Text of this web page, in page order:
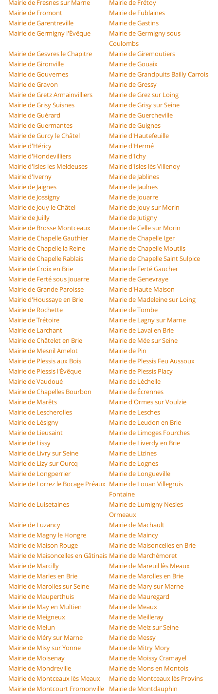
Mairie de Fresnes sur Marne
Mairie de Frétoy
Mairie de Fromont
Mairie de Fublaines
Mairie de Garentreville
Mairie de Gastins
Mairie de Germigny l'Évêque
Mairie de Germigny sous
Coulombs
Mairie de Gesvres le Chapitre
Mairie de Giremoutiers
Mairie de Gironville
Mairie de Gouaix
Mairie de Gouvernes
Mairie de Grandpuits Bailly Carrois
Mairie de Gravon
Mairie de Gressy
Mairie de Gretz Armainvilliers
Mairie de Grez sur Loing
Mairie de Grisy Suisnes
Mairie de Grisy sur Seine
Mairie de Guérard
Mairie de Guercheville
Mairie de Guermantes
Mairie de Guignes
Mairie de Gurcy le Châtel
Mairie d'Hautefeuille
Mairie d'Héricy
Mairie d'Hermé
Mairie d'Hondevilliers
Mairie d'Ichy
Mairie d'Isles les Meldeuses
Mairie d'Isles lès Villenoy
Mairie d'Iverny
Mairie de Jablines
Mairie de Jaignes
Mairie de Jaulnes
Mairie de Jossigny
Mairie de Jouarre
Mairie de Jouy le Châtel
Mairie de Jouy sur Morin
Mairie de Juilly
Mairie de Jutigny
Mairie de Brosse Montceaux
Mairie de Celle sur Morin
Mairie de Chapelle Gauthier
Mairie de Chapelle Iger
Mairie de Chapelle la Reine
Mairie de Chapelle Moutils
Mairie de Chapelle Rablais
Mairie de Chapelle Saint Sulpice
Mairie de Croix en Brie
Mairie de Ferté Gaucher
Mairie de Ferté sous Jouarre
Mairie de Genevraye
Mairie de Grande Paroisse
Mairie d'Haute Maison
Mairie d'Houssaye en Brie
Mairie de Madeleine sur Loing
Mairie de Rochette
Mairie de Tombe
Mairie de Trétoire
Mairie de Lagny sur Marne
Mairie de Larchant
Mairie de Laval en Brie
Mairie de Châtelet en Brie
Mairie de Mée sur Seine
Mairie de Mesnil Amelot
Mairie de Pin
Mairie de Plessis aux Bois
Mairie de Plessis Feu Aussoux
Mairie de Plessis l'Évêque
Mairie de Plessis Placy
Mairie de Vaudoué
Mairie de Léchelle
Mairie de Chapelles Bourbon
Mairie de Écrennes
Mairie de Marêts
Mairie d'Ormes sur Voulzie
Mairie de Lescherolles
Mairie de Lesches
Mairie de Lésigny
Mairie de Leudon en Brie
Mairie de Lieusaint
Mairie de Limoges Fourches
Mairie de Lissy
Mairie de Liverdy en Brie
Mairie de Livry sur Seine
Mairie de Lizines
Mairie de Lizy sur Ourcq
Mairie de Lognes
Mairie de Longperrier
Mairie de Longueville
Mairie de Lorrez le Bocage Préaux Mairie de Louan Villegruis
Fontaine
Mairie de Luisetaines
Mairie de Lumigny Nesles
Ormeaux
Mairie de Luzancy
Mairie de Machault
Mairie de Magny le Hongre
Mairie de Maincy
Mairie de Maison Rouge
Mairie de Maisoncelles en Brie
Mairie de Maisoncelles en Gâtinais Mairie de Marchémoret
Mairie de Marcilly
Mairie de Mareuil lès Meaux
Mairie de Marles en Brie
Mairie de Marolles en Brie
Mairie de Marolles sur Seine
Mairie de Mary sur Marne
Mairie de Mauperthuis
Mairie de Mauregard
Mairie de May en Multien
Mairie de Meaux
Mairie de Meigneux
Mairie de Meilleray
Mairie de Melun
Mairie de Melz sur Seine
Mairie de Méry sur Marne
Mairie de Messy
Mairie de Misy sur Yonne
Mairie de Mitry Mory
Mairie de Moisenay
Mairie de Moissy Cramayel
Mairie de Mondreville
Mairie de Mons en Montois
Mairie de Montceaux lès Meaux
Mairie de Montceaux lès Provins
Mairie de Montcourt Fromonville
Mairie de Montdauphin